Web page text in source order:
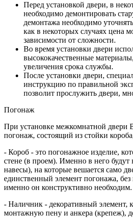
Перед установкой двери, в
необходимо демонтировать
демонтажа необходимо
как в некоторых случаях цена
зависимости от сложности.
Во время установки двери
высококачественные
увеличения срока службы.
После установки двери,
инструкцию по правильной
позволит прослужить двери,
Погонаж
При установке межкомнатной двери
погонаж, состоящий из стойки
- Короб - это погонажное изделие,
стене (в проем). Именно в него будут
навесы), на которые вешается само
единственный элемент погонажа, без
именно он конструктивно необходим.
- Наличник - декоративный элемент,
монтажную пену и анкера (крепеж),